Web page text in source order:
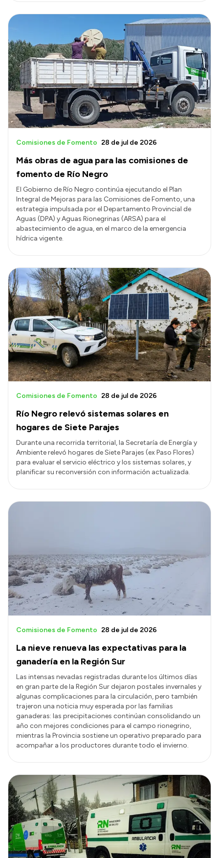
Más obras de agua para las comisiones de
fomento de Río Negro
Comisiones de Fomento 28 de jul de 2026
El Gobierno de Río Negro continúa ejecutando el Plan
Integral de Mejoras para las Comisiones de Fomento, una
estrategia impulsada por el Departamento Provincial de
Aguas (DPA) y Aguas Rionegrinas (ARSA) para el
abastecimiento de agua, en el marco de la emergencia
hídrica vigente.
Río Negro relevó sistemas solares en
hogares de Siete Parajes
Comisiones de Fomento 28 de jul de 2026
Durante una recorrida territorial, la Secretaría de Energía y
Ambiente relevó hogares de Siete Parajes (ex Paso Flores)
para evaluar el servicio eléctrico y los sistemas solares, y
planificar su reconversión con información actualizada.
La nieve renueva las expectativas para la
ganadería en la Región Sur
Comisiones de Fomento 28 de jul de 2026
Las intensas nevadas registradas durante los últimos días
en gran parte de la Región Sur dejaron postales invernales y
algunas complicaciones para la circulación, pero también
trajeron una noticia muy esperada por las familias
ganaderas: las precipitaciones continúan consolidando un
año con mejores condiciones para el campo rionegrino,
mientras la Provincia sostiene un operativo preparado para
acompañar a los productores durante todo el invierno.